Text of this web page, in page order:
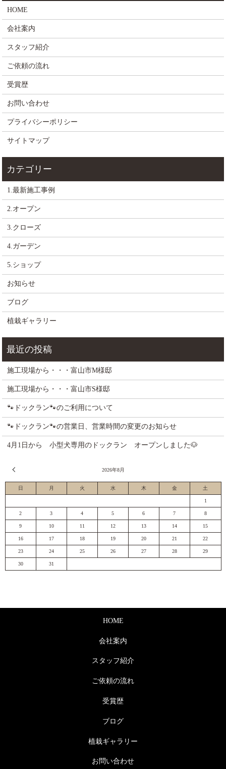
HOME
会社案内
スタッフ紹介
ご依頼の流れ
受賞歴
お問い合わせ
プライバシーポリシー
サイトマップ
1.最新施工事例
2.オープン
3.クローズ
4.ガーデン
5.ショップ
お知らせ
ブログ
植栽ギャラリー
施工現場から・・・富山市M様邸
施工現場から・・・富山市S様邸
🐾ドックラン🐾のご利用について
🐾ドックラン🐾の営業日、営業時間の変更のお知らせ
4月1日から 小型犬専用のドックラン オープンしました🐶
2026年8月
日 月 火 水 木 金 土
1
2 3 4 5 6 7 8
9 10 11 12 13 14 15
16 17 18 19 20 21 22
23 24 25 26 27 28 29
30 31
HOME
会社案内
スタッフ紹介
ご依頼の流れ
受賞歴
ブログ
植栽ギャラリー
お問い合わせ